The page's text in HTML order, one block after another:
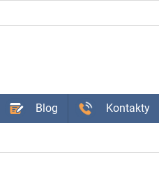
Blog Kontakty